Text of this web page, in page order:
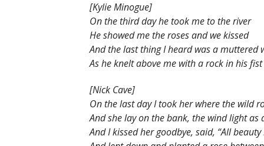
[Kylie Minogue]
On the third day he took me to the river
He showed me the roses and we kissed
And the last thing I heard was a muttered
As he knelt above me with a rock in his fist
[Nick Cave]
On the last day I took her where the wild
And she lay on the bank, the wind light as
And I kissed her goodbye, said, “All